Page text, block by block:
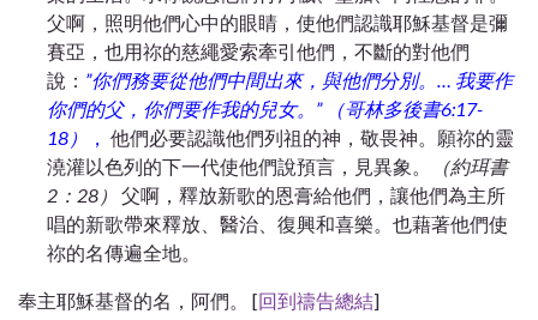
父啊，照明他們心中的眼睛，使他們認識耶穌基督是彌
賽亞，也用祢的慈繩愛索牽引他們，不斷的對他們
說： ”你們務要從他們中間出來，與他們分別。 … 我要作
你們的父，你們要作我的兒女。 ” （哥林多後書6:17-
18 ） ， 他們必要認識他們列祖的神，敬畏神。願祢的靈
澆灌以色列的下一代使他們說預言 ， 見異象。
（約珥書
2 ： 28 ） 父啊，釋放新歌的恩膏給他們 ，讓他們為主所
唱的新歌帶來釋放、醫治、復興和喜樂。也藉著他們使
祢的名傳遍全地。
奉主耶穌基督的名，阿們。 [回到禱告總結]